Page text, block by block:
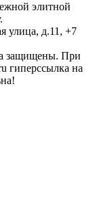
элитной
улица, д.11, +7
защищены. При
гиперссылка на